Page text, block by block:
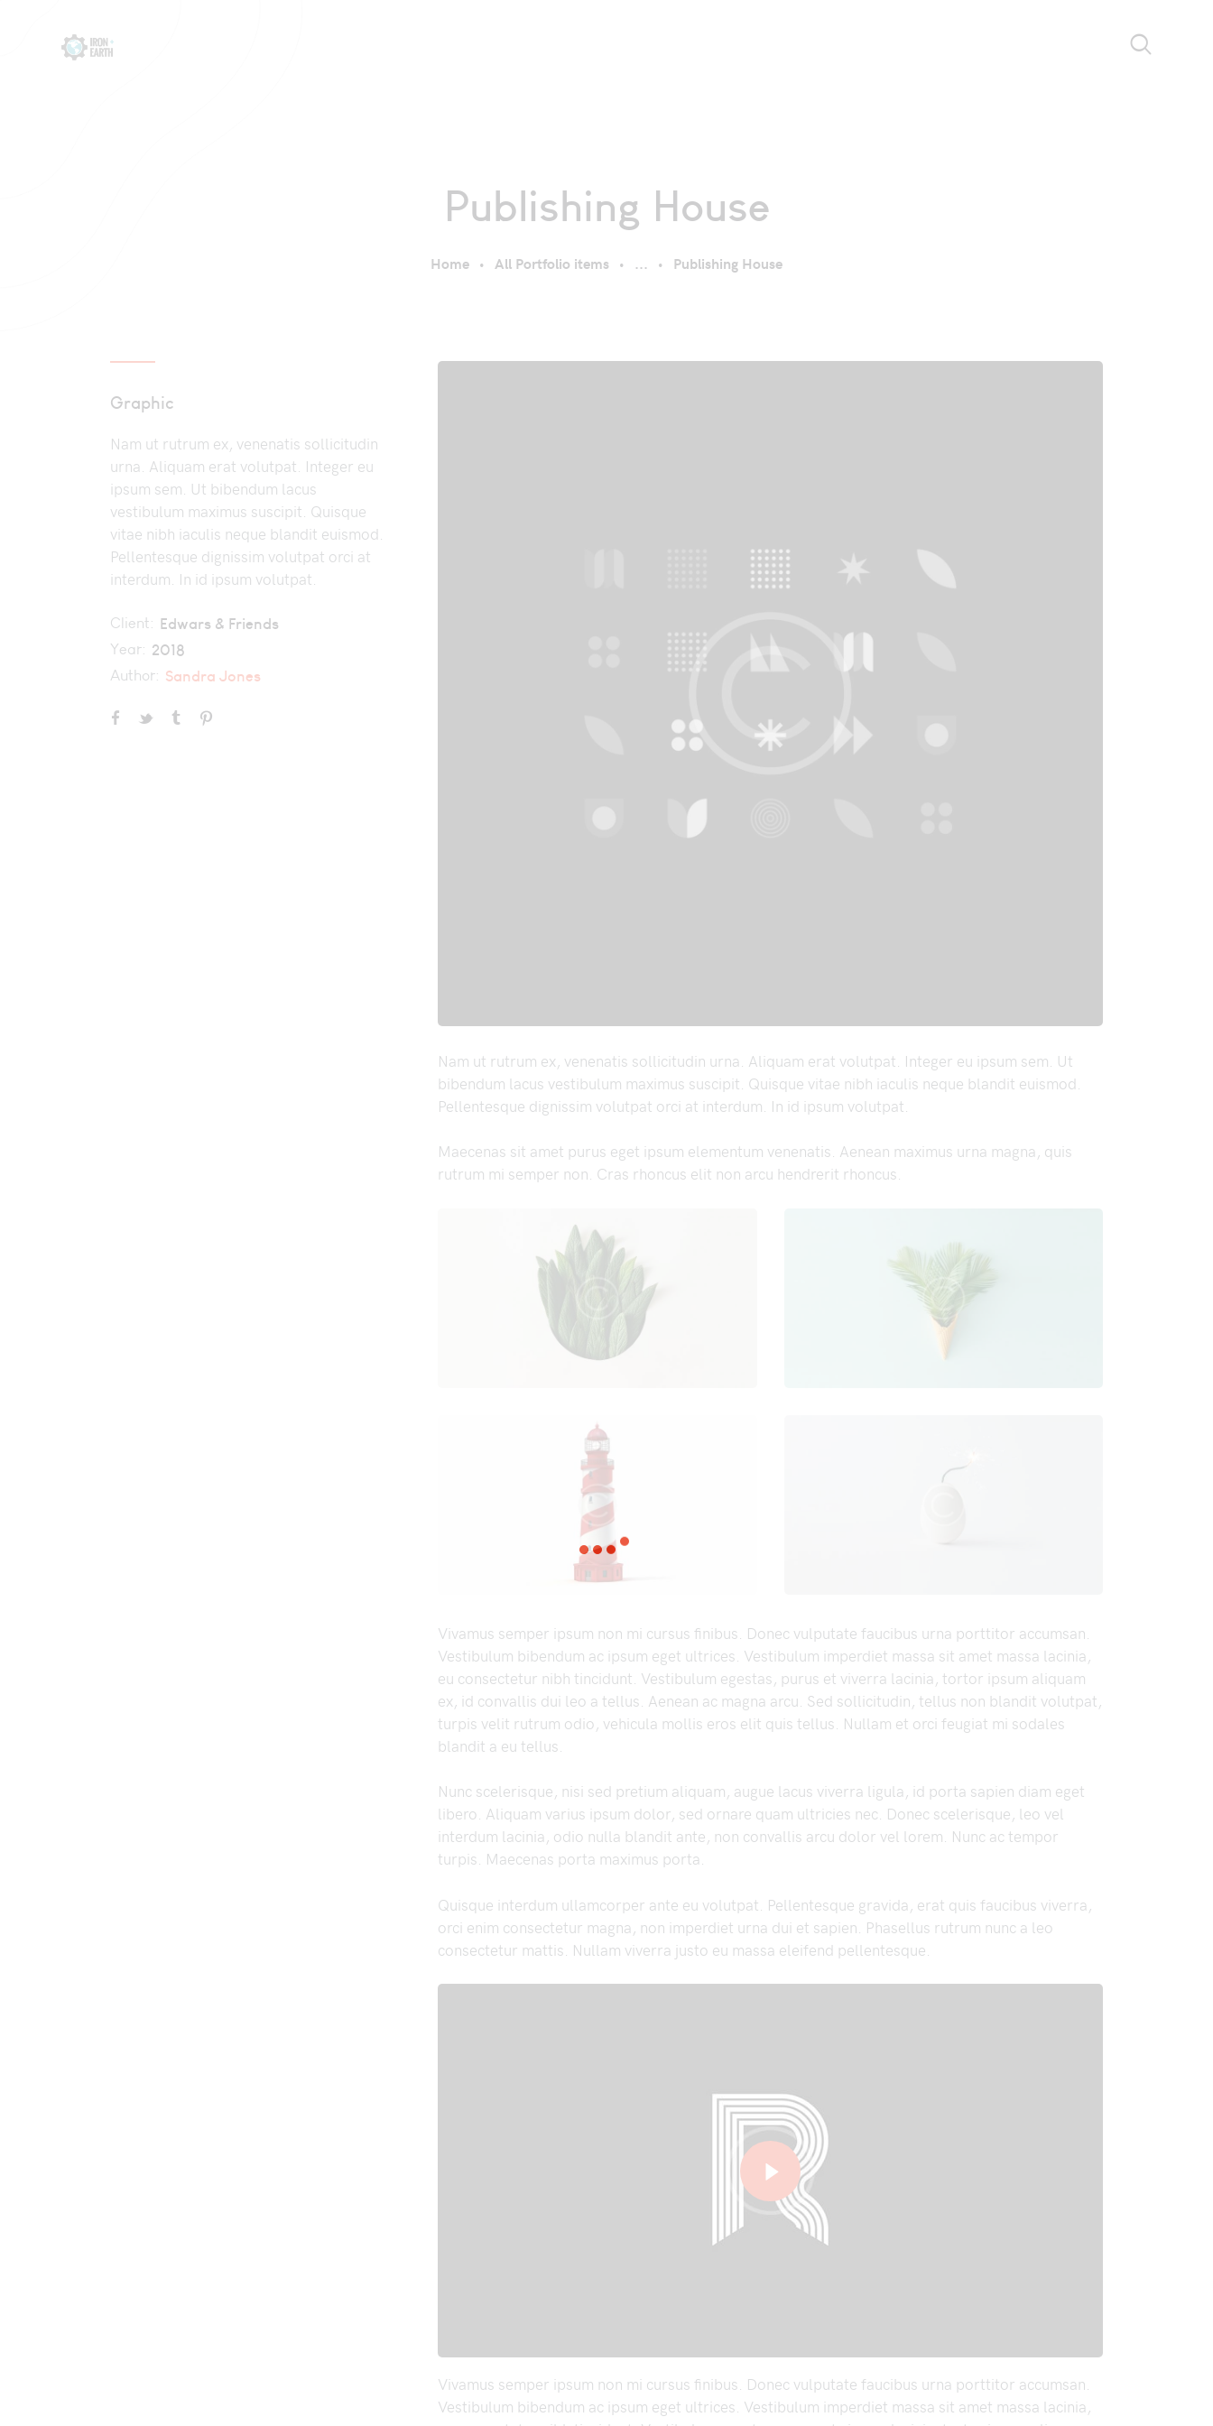
Publishing House
Home All Portfolio items ... Publishing House
Graphic
Nam ut rutrum ex, venenatis sollicitudin
urna. Aliquam erat volutpat. Integer eu
ipsum sem. Ut bibendum lacus
vestibulum maximus suscipit. Quisque
vitae nibh iaculis neque blandit euismod.
Pellentesque dignissim volutpat orci at
interdum. In id ipsum volutpat.
Client: Edwars & Friends
Year: 2018
Author: Sandra Jones
Nam ut rutrum ex, venenatis sollicitudin urna. Aliquam erat volutpat. Integer eu ipsum sem. Ut
bibendum lacus vestibulum maximus suscipit. Quisque vitae nibh iaculis neque blandit euismod.
Pellentesque dignissim volutpat orci at interdum. In id ipsum volutpat.
Maecenas sit amet purus eget ipsum elementum venenatis. Aenean maximus urna magna, quis
rutrum mi semper non. Cras rhoncus elit non arcu hendrerit rhoncus.
Vivamus semper ipsum non mi cursus finibus. Donec vulputate faucibus urna porttitor accumsan.
Vestibulum bibendum ac ipsum eget ultrices. Vestibulum imperdiet massa sit amet massa lacinia,
eu consectetur nibh tincidunt. Vestibulum egestas, purus et viverra lacinia, tortor ipsum aliquam
ex, id convallis dui leo a tellus. Aenean ac magna arcu. Sed sollicitudin, tellus non blandit volutpat,
turpis velit rutrum odio, vehicula mollis eros elit quis tellus. Nullam et orci feugiat mi sodales
blandit a eu tellus.
Nunc scelerisque, nisi sed pretium aliquam, augue lacus viverra ligula, id porta sapien diam eget
libero. Aliquam varius ipsum dolor, sed ornare quam ultricies nec. Donec scelerisque, leo vel
interdum lacinia, odio nulla blandit ante, non convallis arcu dolor vel lorem. Nunc ac tempor
turpis. Maecenas porta maximus porta.
Quisque interdum ullamcorper ante eu volutpat. Pellentesque gravida, erat quis faucibus viverra,
orci enim consectetur magna, non imperdiet urna dui et sapien. Phasellus rutrum nunc a leo
consectetur mattis. Nullam viverra justo eu massa eleifend pellentesque.
Vivamus semper ipsum non mi cursus finibus. Donec vulputate faucibus urna porttitor accumsan.
Vestibulum bibendum ac ipsum eget ultrices. Vestibulum imperdiet massa sit amet massa lacinia,